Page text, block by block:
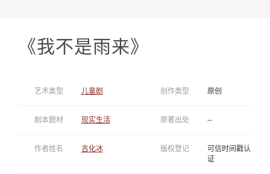
《我不是雨来》
艺术类型 儿童剧 创作类型 原创
剧本题材 现实生活 原著出处 --
作者姓名 吉化冰 版权登记
可信时间戳认
证